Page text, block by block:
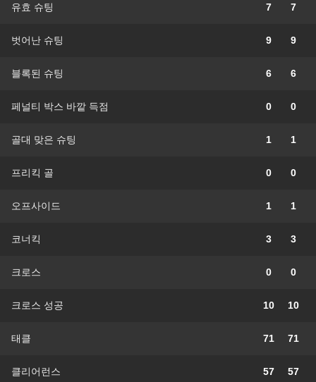
유효 슈팅 7 7
벗어난 슈팅 9 9
블록된 슈팅 6 6
페널티 박스 바깥 득점 0 0
골대 맞은 슈팅 1 1
프리킥 골 0 0
오프사이드 1 1
코너킥 3 3
크로스 0 0
크로스 성공 10 10
태클 71 71
클리어런스 57 57